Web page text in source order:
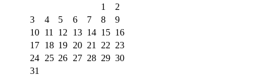
1
2
3
4 5 6 7 8
9
10 11 12 13 14 15 16
17 18 19 20 21 22 23
24 25 26 27 28 29 30
31